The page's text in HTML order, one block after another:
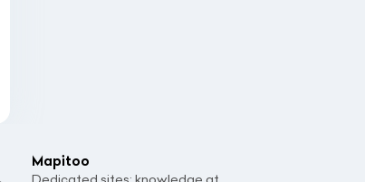
Mapitoo